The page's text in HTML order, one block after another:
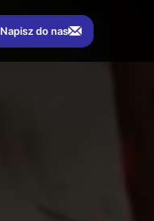
Napisz do nas